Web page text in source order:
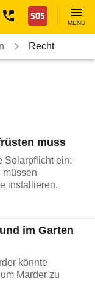
Nothilfe
MENÜ
Recht
muss
Solarpflicht ein:
müssen
installieren.
im Garten
könnte
Marder zu